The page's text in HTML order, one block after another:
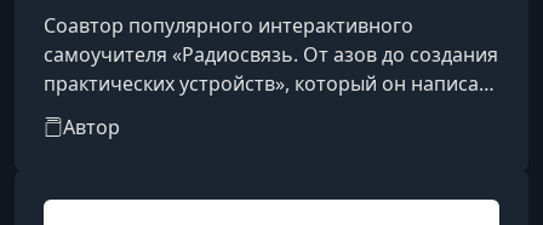
Соавтор популярного интерактивного
самоучителя «Радиосвязь. От азов до создания
практических устройств», который он написал
совместно с известным радиолюбителем
Леонидом Ивановичем Вербицким.
Автор